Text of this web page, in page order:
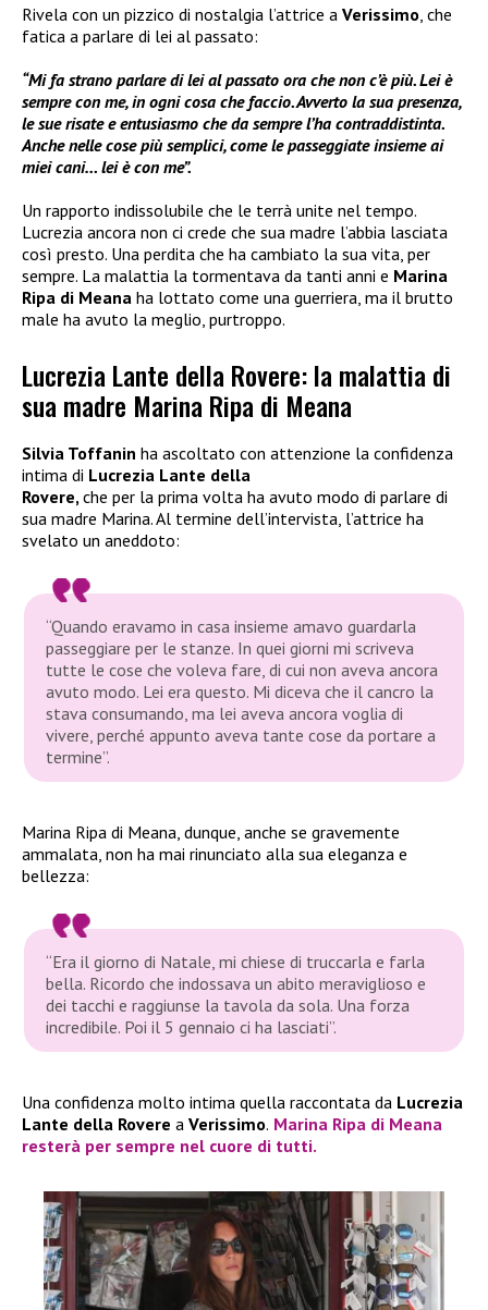
Rivela con un pizzico di nostalgia l’attrice a Verissimo, che
fatica a parlare di lei al passato:
“Mi fa strano parlare di lei al passato ora che non c’è più. Lei è
sempre con me, in ogni cosa che faccio. Avverto la sua presenza,
le sue risate e entusiasmo che da sempre l’ha contraddistinta.
Anche nelle cose più semplici, come le passeggiate insieme ai
miei cani… lei è con me”.
Un rapporto indissolubile che le terrà unite nel tempo.
Lucrezia ancora non ci crede che sua madre l’abbia lasciata
così presto. Una perdita che ha cambiato la sua vita, per
sempre. La malattia la tormentava da tanti anni e Marina
Ripa di Meana ha lottato come una guerriera, ma il brutto
male ha avuto la meglio, purtroppo.
Lucrezia Lante della Rovere: la malattia di
sua madre Marina Ripa di Meana
Silvia Toffanin ha ascoltato con attenzione la confidenza
intima di Lucrezia Lante della
Rovere, che per la prima volta ha avuto modo di parlare di
sua madre Marina. Al termine dell’intervista, l’attrice ha
svelato un aneddoto:
“Quando eravamo in casa insieme amavo guardarla
passeggiare per le stanze. In quei giorni mi scriveva
tutte le cose che voleva fare, di cui non aveva ancora
avuto modo. Lei era questo. Mi diceva che il cancro la
stava consumando, ma lei aveva ancora voglia di
vivere, perché appunto aveva tante cose da portare a
termine”.
Marina Ripa di Meana, dunque, anche se gravemente
ammalata, non ha mai rinunciato alla sua eleganza e
bellezza:
“Era il giorno di Natale, mi chiese di truccarla e farla
bella. Ricordo che indossava un abito meraviglioso e
dei tacchi e raggiunse la tavola da sola. Una forza
incredibile. Poi il 5 gennaio ci ha lasciati”.
Una confidenza molto intima quella raccontata da Lucrezia
Lante della Rovere a Verissimo. Marina Ripa di Meana
resterà per sempre nel cuore di tutti.